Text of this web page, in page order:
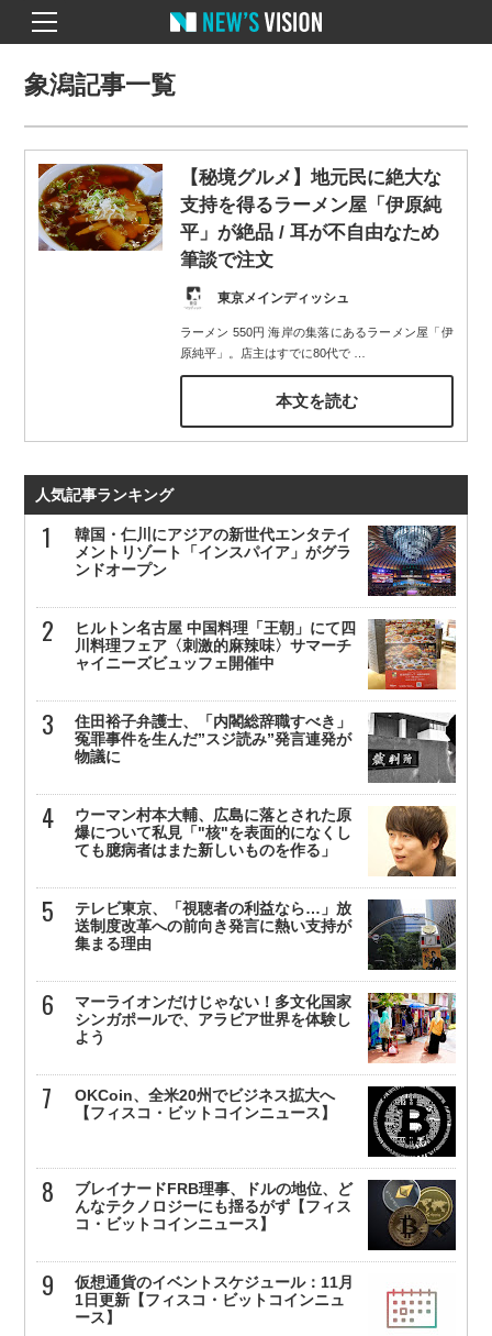
象潟記事一覧
【秘境グルメ】地元民に絶大な
支持を得るラーメン屋「伊原純
平」が絶品 / 耳が不自由なため
筆談で注文
東京メインディッシュ
ラーメン 550円 海岸の集落にあるラーメン屋「伊
原純平」。店主はすでに80代で…
本文を読む
人気記事ランキング
韓国・仁川にアジアの新世代エンタテイ
メントリゾート「インスパイア」がグラ
ンドオープン
ヒルトン名古屋 中国料理「王朝」にて四
川料理フェア〈刺激的麻辣味〉サマーチ
ャイニーズビュッフェ開催中
住田裕子弁護士、「内閣総辞職すべき」
冤罪事件を生んだ”スジ読み”発言連発が
物議に
ウーマン村本大輔、広島に落とされた原
爆について私見「"核"を表面的になくし
ても臆病者はまた新しいものを作る」
テレビ東京、「視聴者の利益なら…」放
送制度改革への前向き発言に熱い支持が
集まる理由
マーライオンだけじゃない！多文化国家
シンガポールで、アラビア世界を体験し
よう
OKCoin、全米20州でビジネス拡大へ
【フィスコ・ビットコインニュース】
ブレイナードFRB理事、ドルの地位、ど
んなテクノロジーにも揺るがず【フィス
コ・ビットコインニュース】
仮想通貨のイベントスケジュール：11月
1日更新【フィスコ・ビットコインニュ
ース】